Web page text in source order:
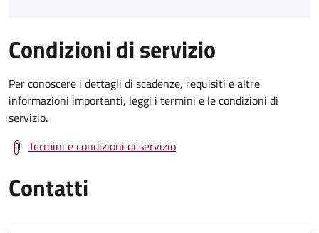
Condizioni di servizio
Per conoscere i dettagli di scadenze, requisiti e altre
informazioni importanti, leggi i termini e le condizioni di
servizio.
Termini e condizioni di servizio
Contatti